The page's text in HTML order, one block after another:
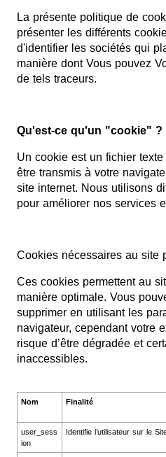
La présente politique de
présenter les différents
d'identifier les sociétés qui
manière dont Vous pouvez
de tels traceurs.
Qu'est-ce qu'un "cookie" ?
Un cookie est un fichier
être transmis à votre
site internet. Nous utilisons
pour améliorer nos services
Cookies nécessaires au site
Ces cookies permettent au
manière optimale. Vous
supprimer en utilisant les
navigateur, cependant votre
risque d’être dégradée et
inaccessibles.
Nom Finalité
user_sess
ion
Identifie l’utilisateur sur le